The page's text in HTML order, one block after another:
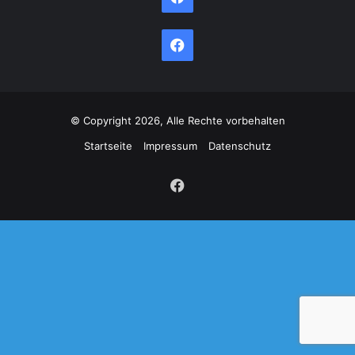
Facebook
© Copyright 2026, Alle Rechte vorbehalten
Startseite
Impressum Datenschutz
Facebook